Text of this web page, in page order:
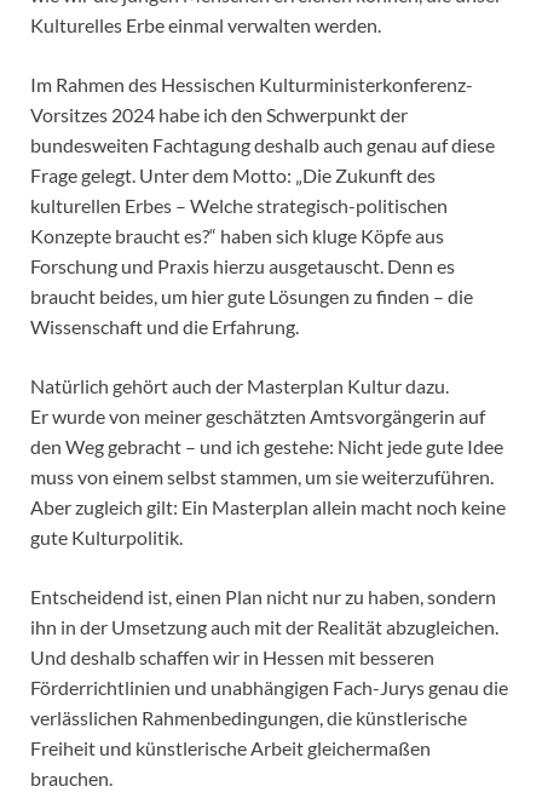
Kulturelles Erbe einmal verwalten werden.
Im Rahmen des Hessischen Kulturministerkonferenz-
Vorsitzes 2024 habe ich den Schwerpunkt der
bundesweiten Fachtagung deshalb auch genau auf diese
Frage gelegt. Unter dem Motto: „Die Zukunft des
kulturellen Erbes – Welche strategisch-politischen
Konzepte braucht es?“ haben sich kluge Köpfe aus
Forschung und Praxis hierzu ausgetauscht. Denn es
braucht beides, um hier gute Lösungen zu finden – die
Wissenschaft und die Erfahrung.
Natürlich gehört auch der Masterplan Kultur dazu.
Er wurde von meiner geschätzten Amtsvorgängerin auf
den Weg gebracht – und ich gestehe: Nicht jede gute Idee
muss von einem selbst stammen, um sie weiterzuführen.
Aber zugleich gilt: Ein Masterplan allein macht noch keine
gute Kulturpolitik.
Entscheidend ist, einen Plan nicht nur zu haben, sondern
ihn in der Umsetzung auch mit der Realität abzugleichen.
Und deshalb schaffen wir in Hessen mit besseren
Förderrichtlinien und unabhängigen Fach-Jurys genau die
verlässlichen Rahmenbedingungen, die künstlerische
Freiheit und künstlerische Arbeit gleichermaßen
brauchen.